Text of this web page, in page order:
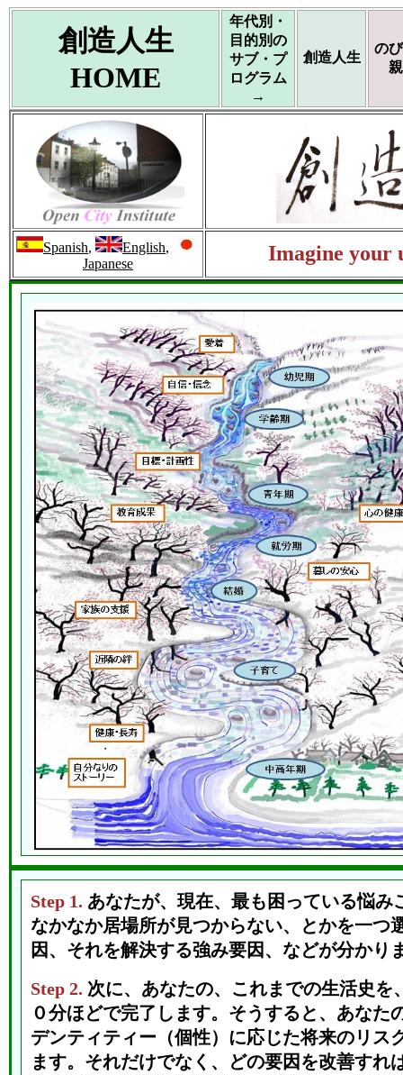
創造人生
HOME
年代別・
目的別の
サブ・プ
ログラム
→
創造人生
の
Spanish, English,
Japanese
Imagine your
Step 1. あなたが、現在、最も困っている悩
なかなか居場所が見つからない、とかを一つ
因、それを解決する強み要因、などが分かり
Step 2. 次に、あなたの、これまでの生活史
０分ほどで完了します。そうすると、あな
デンティティー（個性）に応じた将来のリス
ます。それだけでなく、どの要因を改善す